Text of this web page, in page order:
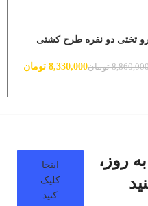
تختی دو نفره طرح کشتی
تومان8,330,000 تومان
روز،
اینجا
کلیک
کنید